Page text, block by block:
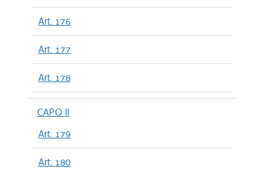
Art. 176
Art. 177
Art. 178
CAPO II
Art. 179
Art. 180